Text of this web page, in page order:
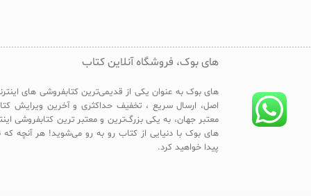
های بوک، فروشگاه آنلاین کتاب
های بوک به عنوان یکی از قدیمی‌ترین کتابفروشی های
اصل، ارسال سریع ، تخفیف حداکثری و آخرین ویرایش
معتبر جهان، به یکی بزرگ‌ترین و معتبر ترین کتابفروشی
های بوک با دنیایی از کتاب رو به رو می‌شوید! هر آنچه که
پیدا خواهید کرد.